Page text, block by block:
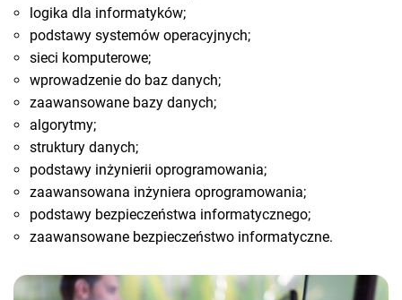
logika dla informatyków;
podstawy systemów operacyjnych;
sieci komputerowe;
wprowadzenie do baz danych;
zaawansowane bazy danych;
algorytmy;
struktury danych;
podstawy inżynierii oprogramowania;
zaawansowana inżyniera oprogramowania;
podstawy bezpieczeństwa informatycznego;
zaawansowane bezpieczeństwo informatyczne.